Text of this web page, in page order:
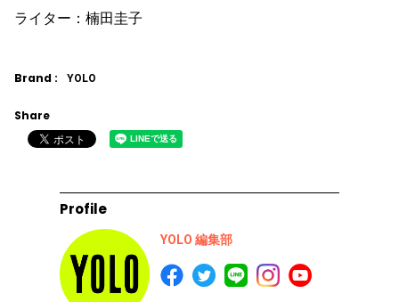
ライター：楠田圭子
Brand : YOLO
Share
Profile
YOLO 編集部